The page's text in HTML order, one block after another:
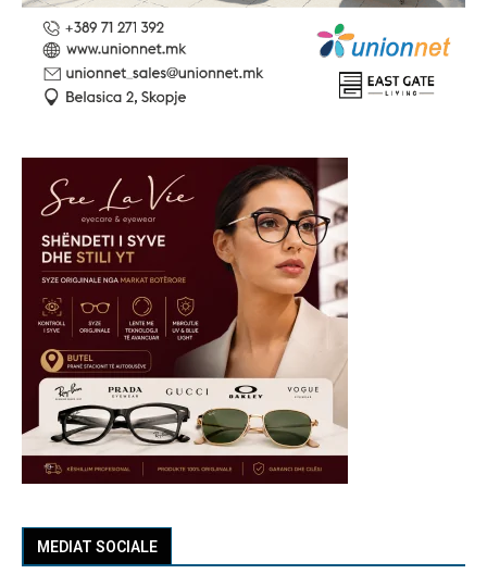
MEDIAT SOCIALE